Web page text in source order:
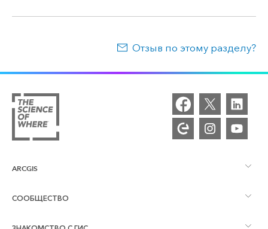
Отзыв по этому разделу?
ARCGIS
Обзор ArcGIS
СООБЩЕСТВО